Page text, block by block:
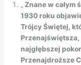
„Znane w całym
1930 roku
Trójcy Świętej,
Przenajświętsza,
najgłębszej
Przenajdroższe